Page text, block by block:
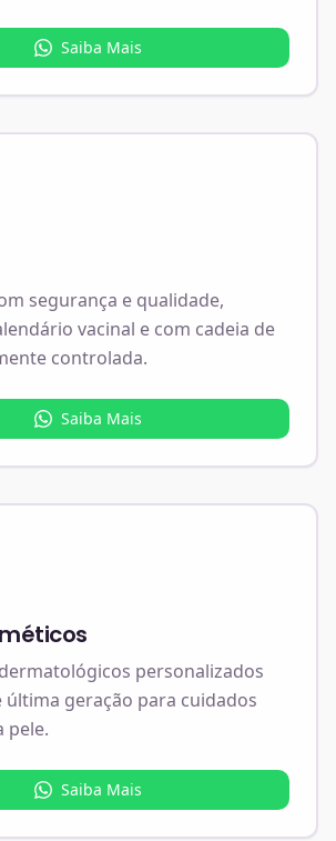
Saiba Mais
segurança e qualidade,
vacinal e com cadeia de
controlada.
Saiba Mais
personalizados
última geração para cuidados
pele.
Saiba Mais